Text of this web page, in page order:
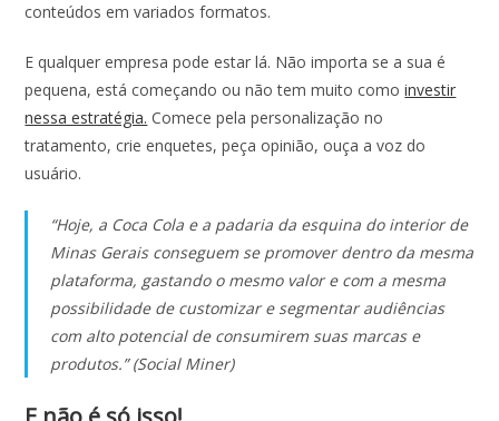
conteúdos em variados formatos.
E qualquer empresa pode estar lá. Não importa se a sua é
pequena, está começando ou não tem muito comoinvestir
nessa estratégia. Comece pela personalização no
tratamento, crie enquetes, peça opinião, ouça a voz do
usuário.
“Hoje, a Coca Cola e a padaria da esquina do interior de
Minas Gerais conseguem se promover dentro da mesma
plataforma, gastando o mesmo valor e com a mesma
possibilidade de customizar e segmentar audiências
com alto potencial de consumirem suas marcas e
produtos.” (Social Miner)